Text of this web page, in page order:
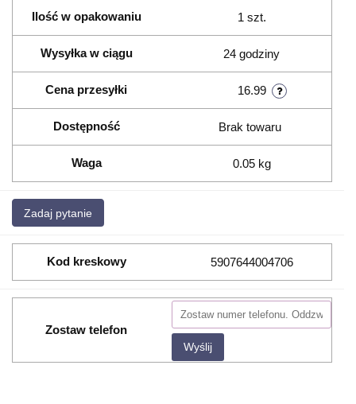
Ilość w opakowaniu 1 szt.
Wysyłka w ciągu 24 godziny
Cena przesyłki 16.99
Dostępność Brak towaru
Waga 0.05 kg
Zadaj pytanie
Kod kreskowy 5907644004706
Zostaw telefon
Wyślij